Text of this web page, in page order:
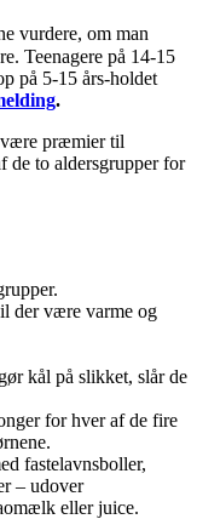
vurdere, om man
Teenagere på 14-15
på 5-15 års-holdet
.
være præmier til
de to aldersgrupper for
der være varme og
kål på slikket, slår de
for hver af de fire
fastelavnsboller,
– udover
eller juice.